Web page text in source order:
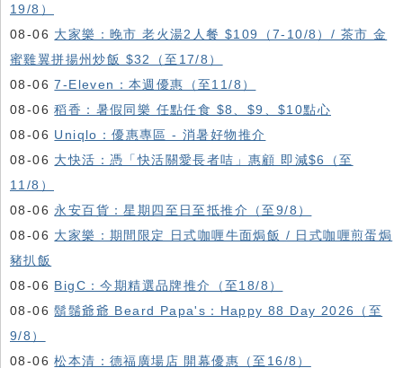
19/8）
08-06 大家樂：晚市 老火湯2人餐 $109（7-10/8）/ 茶市 金
蜜雞翼拼揚州炒飯 $32（至17/8）
08-067-Eleven：本週優惠（至11/8）
08-06稻香：暑假同樂 任點任食 $8、$9、$10點心
08-06 Uniqlo：優惠專區 - 消暑好物推介
08-06 大快活：憑「快活關愛長者咭」惠顧 即減$6（至
11/8）
08-06 永安百貨：星期四至日至抵推介（至9/8）
08-06 大家樂：期間限定 日式咖喱牛面焗飯 / 日式咖喱煎蛋焗
豬扒飯
08-06 BigC：今期精選品牌推介（至18/8）
08-06鬍鬚爺爺 Beard Papa's：Happy 88 Day 2026（至
9/8）
08-06松本清：德福廣場店 開幕優惠（至16/8）